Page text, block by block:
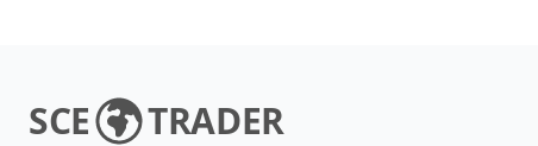
SCE TRADER